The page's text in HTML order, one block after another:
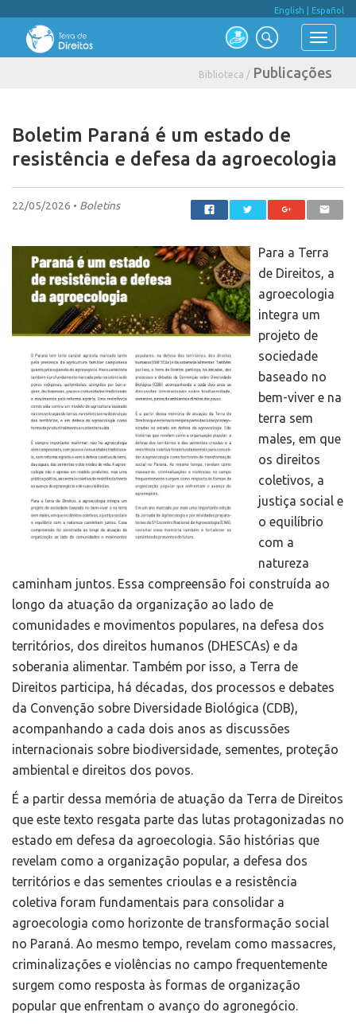
English Español
Biblioteca / Publicações
Boletim Paraná é um estado de
resistência e defesa da agroecologia
22/05/2026 • Boletins
Para a Terra
de Direitos, a
agroecologia
integra um
projeto de
sociedade
baseado no
bem-viver e na
terra sem
males, em que
os direitos
coletivos, a
justiça social e
o equilíbrio
com a
natureza
caminham juntos. Essa compreensão foi construída ao
longo da atuação da organização ao lado de
comunidades e movimentos populares, na defesa dos
territórios, dos direitos humanos (DHESCAs) e da
soberania alimentar. Também por isso, a Terra de
Direitos participa, há décadas, dos processos e debates
da Convenção sobre Diversidade Biológica (CDB),
acompanhando a cada dois anos as discussões
internacionais sobre biodiversidade, sementes, proteção
ambiental e direitos dos povos.
É a partir dessa memória de atuação da Terra de Direitos
que este texto resgata parte das lutas protagonizadas no
estado em defesa da agroecologia. São histórias que
revelam como a organização popular, a defesa dos
territórios e das sementes crioulas e a resistência
coletiva foram fundamentais para consolidar a
agroecologia como horizonte de transformação social
no Paraná. Ao mesmo tempo, revelam como massacres,
criminalizações e violências no campo frequentemente
surgem como resposta às formas de organização
popular que enfrentam o avanço do agronegócio.